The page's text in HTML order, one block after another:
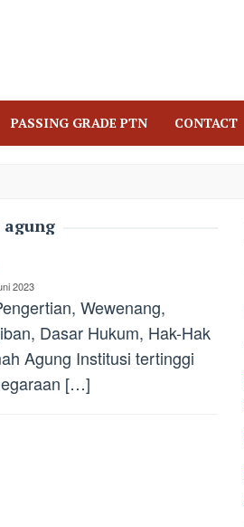
PASSING GRADE PTN CONTACT
2023
Wewenang,
Dasar Hukum, Hak-Hak
Agung Institusi tertinggi
[…]